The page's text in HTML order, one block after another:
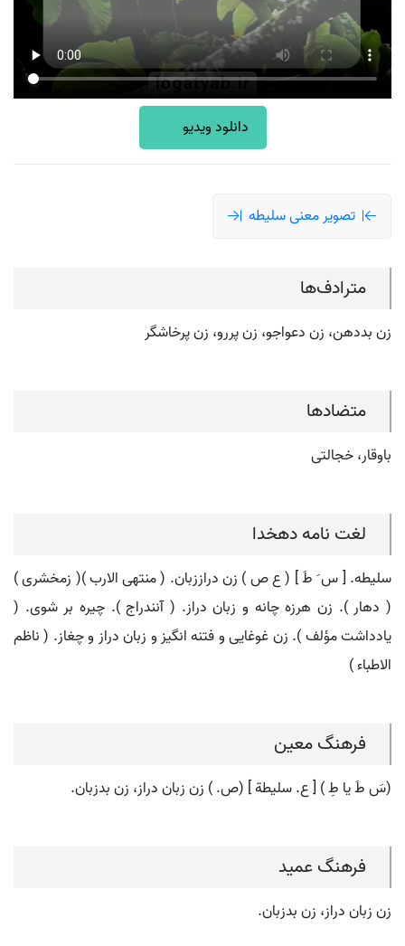
دانلود ویدیو
تصویر معنی سلیطه
مترادف‌ها
زن بددهن، زن دعواجو، زن پررو، زن پرخاشگر
متضادها
باوقار، خجالتی
لغت نامه دهخدا
سلیطه. [ س َ طَ ] ( ع ص ) زن دراززبان. ( منتهی الارب )( زمخشری )
( دهار ). زن هرزه چانه و زبان دراز. ( آنندراج ). چیره بر شوی. (
یادداشت مؤلف ). زن غوغایی و فتنه انگیز و زبان دراز و چغاز. ( ناظم
الاطباء )
فرهنگ معین
(سَ طَ یا طِ ) [ ع. سلیطة ] (ص. ) زن زبان دراز، زن بدزبان.
فرهنگ عمید
زن زبان دراز، زن بدزبان.